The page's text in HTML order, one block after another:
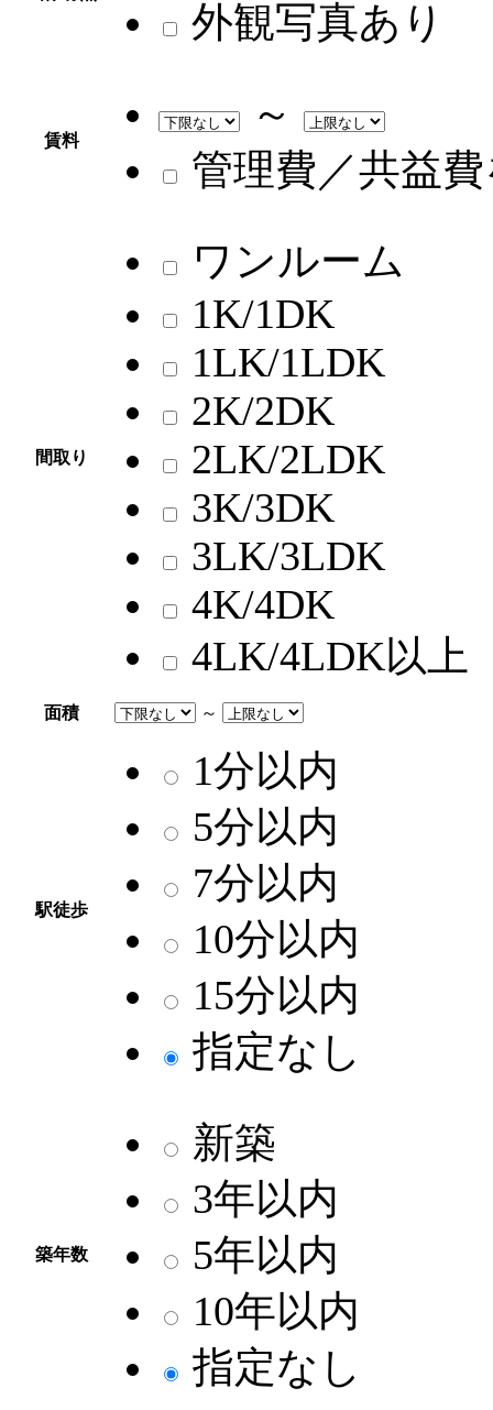
外観写真あり
賃料
～
管理費／共益
間取り
ワンルーム
1K/1DK
1LK/1LDK
2K/2DK
2LK/2LDK
3K/3DK
3LK/3LDK
4K/4DK
4LK/4LDK以上
面積 ～
駅徒歩
1分以内
5分以内
7分以内
10分以内
15分以内
指定なし
築年数
新築
3年以内
5年以内
10年以内
指定なし